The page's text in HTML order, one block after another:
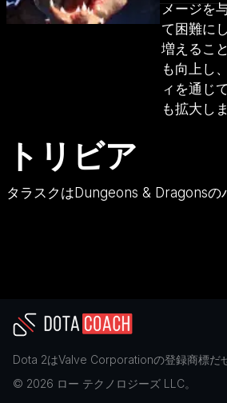
メージを
て困難に
増えるこ
も向上し
ィを通じ
も拡大し
トリビア
タラスクはDungeons & Dragonsの
Dota 2はValve Corporationの登録商標だ
© 2026 ロー テクノロジーズ LLC。